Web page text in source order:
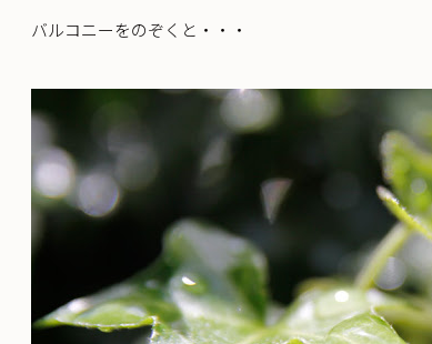
バルコニーをのぞくと・・・